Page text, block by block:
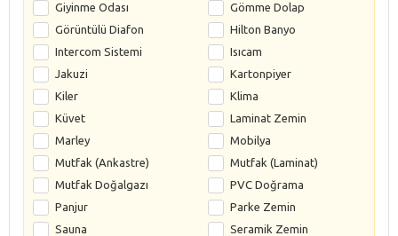
Giyinme Odası
Gömme Dolap
Görüntülü Diafon
Hilton Banyo
Intercom Sistemi
Isıcam
Jakuzi
Kartonpiyer
Kiler
Klima
Küvet
Laminat Zemin
Marley
Mobilya
Mutfak (Ankastre)
Mutfak (Laminat)
Mutfak Doğalgazı
PVC Doğrama
Panjur
Parke Zemin
Sauna
Seramik Zemin